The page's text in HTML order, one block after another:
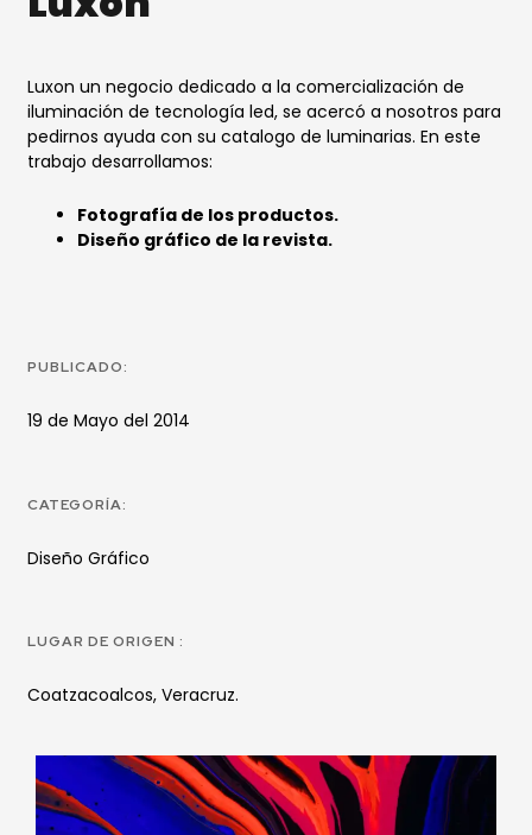
Luxon un negocio dedicado a la comercialización de
iluminación de tecnología led, se acercó a nosotros para
pedirnos ayuda con su catalogo de luminarias. En este
trabajo desarrollamos:
Fotografía de los productos.
Diseño gráfico de la revista.
PUBLICADO:
19 de Mayo del 2014
CATEGORÍA:
Diseño Gráfico
LUGAR DE ORIGEN :
Coatzacoalcos, Veracruz.